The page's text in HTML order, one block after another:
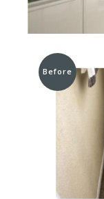
Before